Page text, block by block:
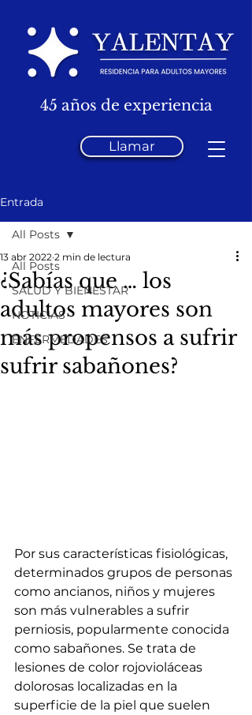
45 años de experiencia
Llamar
Entrada
All Posts
SALUD Y BIENESTAR
NOTICIAS
ENFERMEDADES
All Posts
¿Sabías que … los
adultos mayores son
más propensos a sufrir
sufrir sabañones?
13 abr 2022 2 min de lectura
Por sus características fisiológicas,
determinados grupos de personas
como ancianos, niños y mujeres
son más vulnerables a sufrir
perniosis, popularmente conocida
como sabañones. Se trata de
lesiones de color rojovioláceas
dolorosas localizadas en la
superficie de la piel que suelen